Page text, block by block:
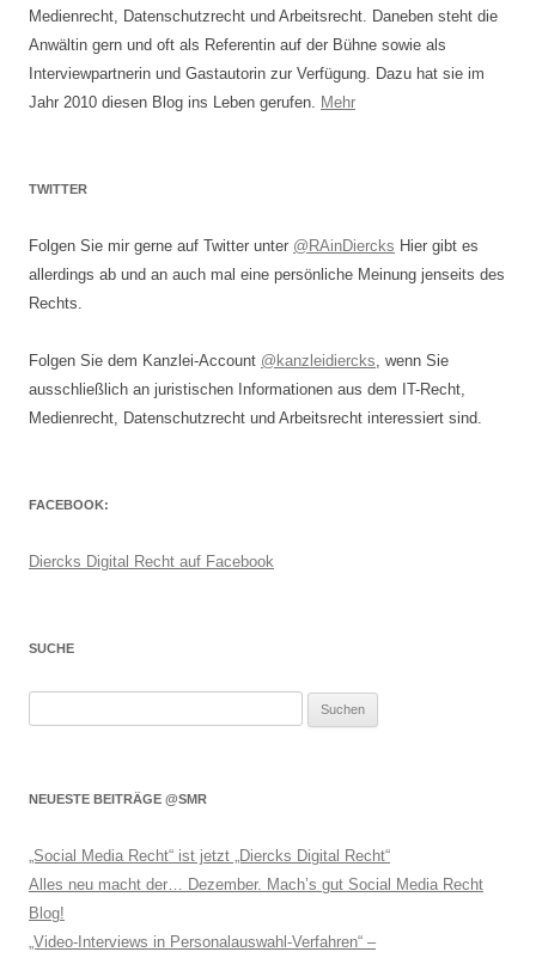
Medienrecht, Datenschutzrecht und Arbeitsrecht. Daneben steht die
Anwältin gern und oft als Referentin auf der Bühne sowie als
Interviewpartnerin und Gastautorin zur Verfügung. Dazu hat sie im
Jahr 2010 diesen Blog ins Leben gerufen. Mehr
TWITTER
Folgen Sie mir gerne auf Twitter unter @RAinDiercks Hier gibt es
allerdings ab und an auch mal eine persönliche Meinung jenseits des
Rechts.
Folgen Sie dem Kanzlei-Account @kanzleidiercks, wenn Sie
ausschließlich an juristischen Informationen aus dem IT-Recht,
Medienrecht, Datenschutzrecht und Arbeitsrecht interessiert sind.
FACEBOOK:
Diercks Digital Recht auf Facebook
SUCHE
NEUESTE BEITRÄGE @SMR
„Social Media Recht“ ist jetzt „Diercks Digital Recht“
Alles neu macht der… Dezember. Mach’s gut Social Media Recht
Blog!
„Video-Interviews in Personalauswahl-Verfahren“ –